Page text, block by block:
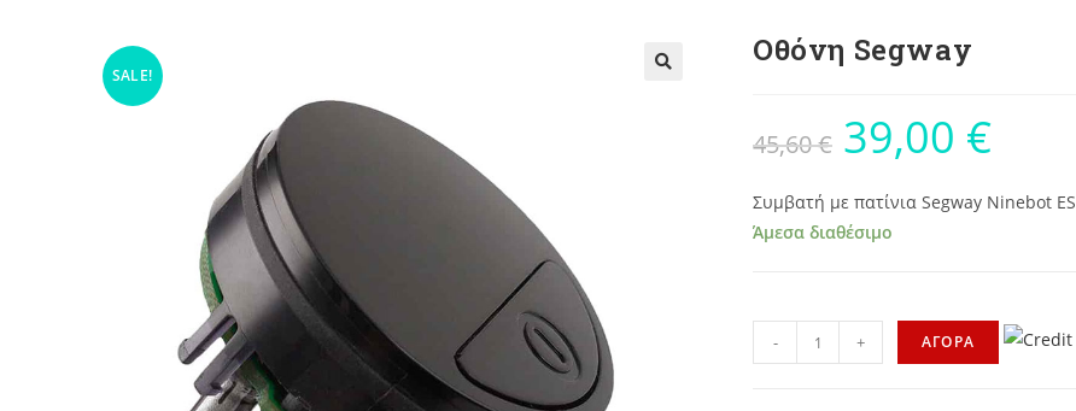
SALE!
Οθόνη Segway
45,60€ 39,00 €
Συμβατή με πατίνια Segway Ninebot ES
Άμεσα διαθέσιμο
- + ΑΓΟΡΑ